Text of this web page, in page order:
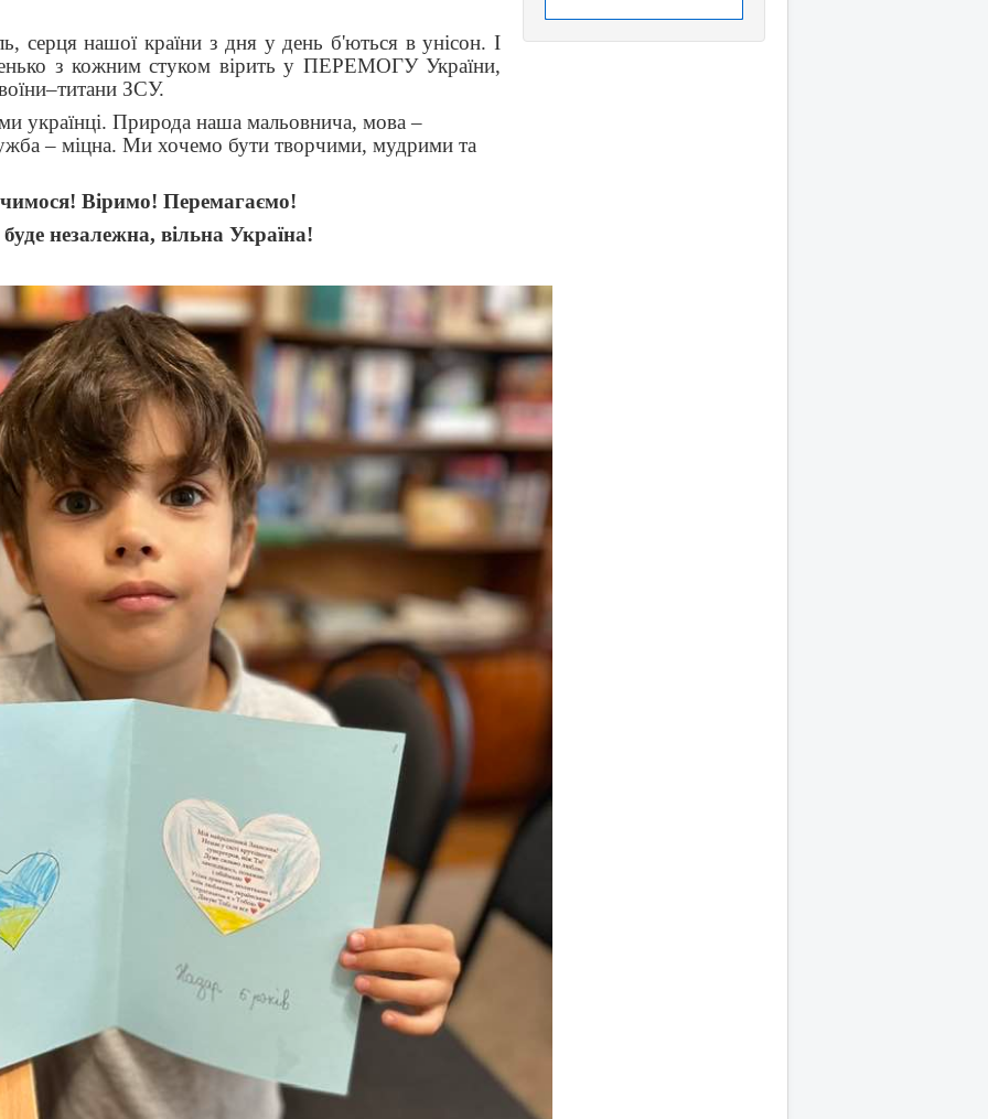
серця нашої країни з дня у день б'ються в унісон. І
з кожним стуком вірить у ПЕРЕМОГУ України,
ЗСУ.
українці. Природа наша мальовнича, мова –
– міцна. Ми хочемо бути творчими, мудрими та
Віримо! Перемагаємо!
буде незалежна, вільна Україна!